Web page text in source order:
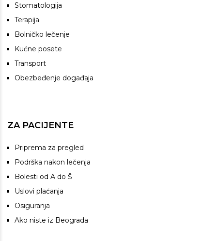
Stomatologija
Terapija
Bolničko lečenje
Kućne posete
Transport
Obezbeđenje događaja
ZA PACIJENTE
Priprema za pregled
Podrška nakon lečenja
Bolesti od A do Š
Uslovi plaćanja
Osiguranja
Ako niste iz Beograda